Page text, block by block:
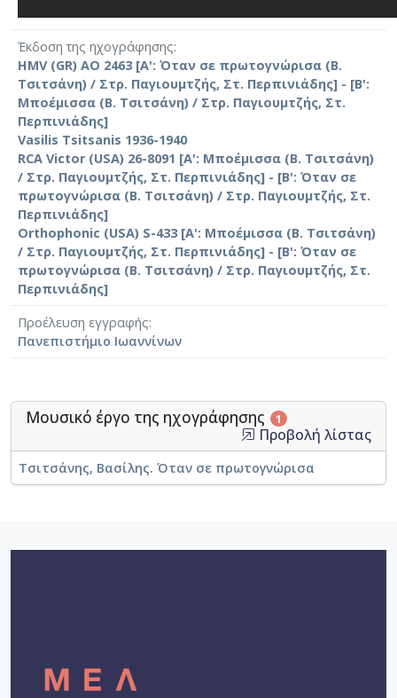
Έκδοση της ηχογράφησης
HMV (GR) AO 2463 [Α': Όταν σε πρωτογνώρισα (Β.
Τσιτσάνη) / Στρ. Παγιουμτζής, Στ. Περπινιάδης] - [Β':
Μποέμισσα (Β. Τσιτσάνη) / Στρ. Παγιουμτζής, Στ.
Περπινιάδης]
Vasilis Tsitsanis 1936-1940
RCA Victor (USA) 26-8091 [Α': Μποέμισσα (Β. Τσιτσάνη)
/ Στρ. Παγιουμτζής, Στ. Περπινιάδης] - [Β': Όταν σε
πρωτογνώρισα (Β. Τσιτσάνη) / Στρ. Παγιουμτζής, Στ.
Περπινιάδης]
Orthophonic (USA) S-433 [Α': Μποέμισσα (Β. Τσιτσάνη)
/ Στρ. Παγιουμτζής, Στ. Περπινιάδης] - [Β': Όταν σε
πρωτογνώρισα (Β. Τσιτσάνη) / Στρ. Παγιουμτζής, Στ.
Περπινιάδης]
Προέλευση εγγραφής
Πανεπιστήμιο Ιωαννίνων
Μουσικό έργο της ηχογράφησης 1
Προβολή λίστας
Τσιτσάνης, Βασίλης. Όταν σε πρωτογνώρισα